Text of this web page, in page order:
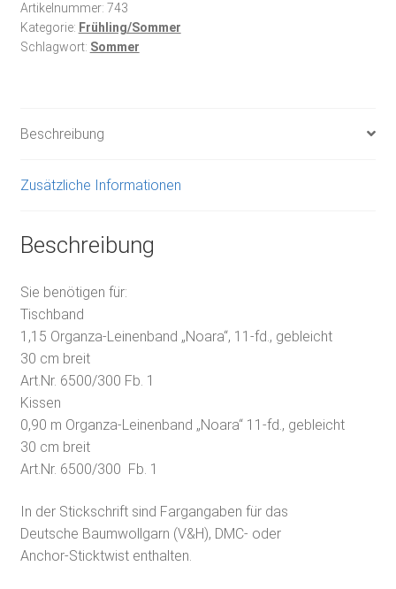
Artikelnummer: 743
Kategorie: Frühling/Sommer
Schlagwort: Sommer
Beschreibung
Zusätzliche Informationen
Beschreibung
Sie benötigen für:
Tischband
1,15 Organza-Leinenband „Noara“, 11-fd., gebleicht
30 cm breit
Art.Nr. 6500/300 Fb. 1
Kissen
0,90 m Organza-Leinenband „Noara“ 11-fd., gebleicht
30 cm breit
Art.Nr. 6500/300 Fb. 1
In der Stickschrift sind Fargangaben für das
Deutsche Baumwollgarn (V&H), DMC- oder
Anchor-Sticktwist enthalten.